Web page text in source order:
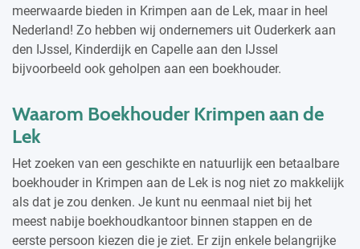
meerwaarde bieden in Krimpen aan de Lek, maar in heel
Nederland! Zo hebben wij ondernemers uit Ouderkerk aan
den IJssel, Kinderdijk en Capelle aan den IJssel
bijvoorbeeld ook geholpen aan een boekhouder.
Waarom Boekhouder Krimpen aan de
Lek
Het zoeken van een geschikte en natuurlijk een betaalbare
boekhouder in Krimpen aan de Lek is nog niet zo makkelijk
als dat je zou denken. Je kunt nu eenmaal niet bij het
meest nabije boekhoudkantoor binnen stappen en de
eerste persoon kiezen die je ziet. Er zijn enkele belangrijke